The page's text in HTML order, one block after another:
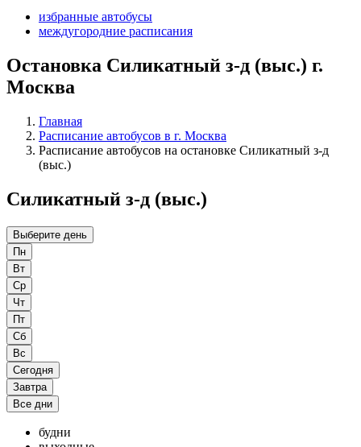
избранные автобусы
междугородние расписания
Остановка Силикатный з-д (выс.) г.
Москва
Главная
Расписание автобусов в г. Москва
Расписание автобусов на остановке Силикатный з-д
(выс.)
Силикатный з-д (выс.)
Выберите день
Пн
Вт
Ср
Чт
Пт
Сб
Вс
Сегодня
Завтра
Все дни
будни